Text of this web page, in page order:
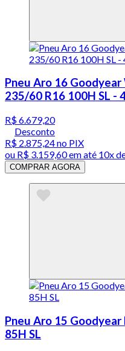
Pneu Aro 16
235/60 R16 100H SL -
R$ 6.679,20
Desconto
R$ 2.875,24no PIX
ou R$ 3.159,60em até 10x
COMPRAR AGORA
Pneu Aro 15
85H SL